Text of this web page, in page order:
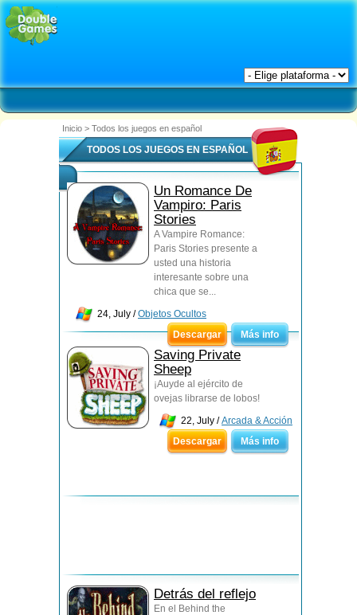
Inicio > Todos los juegos en español
TODOS LOS JUEGOS EN ESPAÑOL
Un Romance De
Vampiro: Paris
Stories
A Vampire Romance:
Paris Stories presente a
usted una historia
interesante sobre una
chica que se...
24, July /Objetos Ocultos
Descargar
Más info
Saving Private
Sheep
¡Auyde al ejército de
ovejas librarse de lobos!
22, July /Arcada & Acción
Descargar
Más info
Detrás del reflejo
En el Behind the